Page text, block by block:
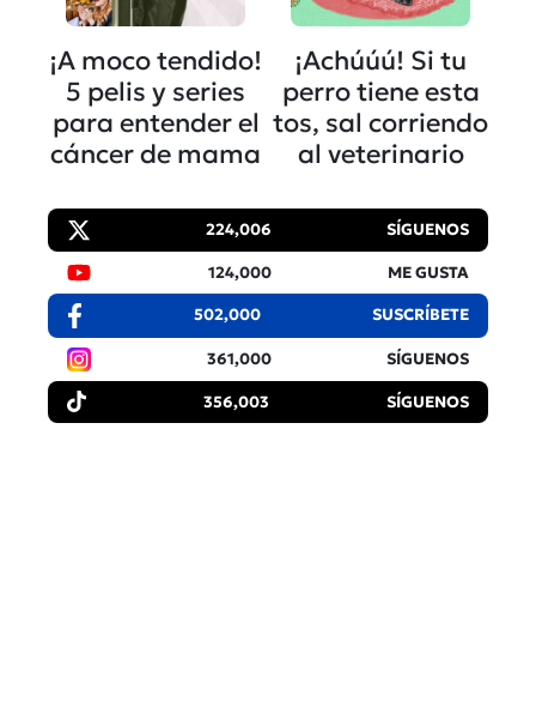
¡A moco tendido!
5 pelis y series
para entender el
cáncer de mama
¡Achúúú! Si tu
perro tiene esta
tos, sal corriendo
al veterinario
224,006 SÍGUENOS
124,000 ME GUSTA
502,000 SUSCRÍBETE
361,000 SÍGUENOS
356,003 SÍGUENOS